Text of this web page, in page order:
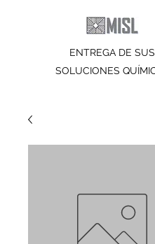
ENTREGA DE SUS
SOLUCIONES